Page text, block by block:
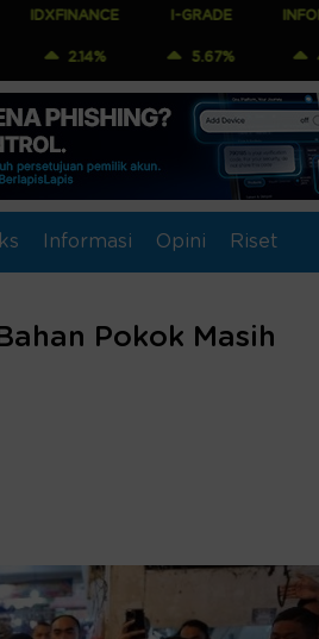
I-GRADE
5.67%
INFOBANK15
4.35%
Informasi Opini Riset
Pokok Masih